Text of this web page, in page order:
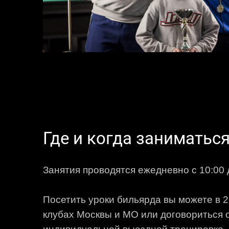
Занятия проводятся ежедневно с 10:00
Посетить уроки бильярда вы можете в
клубах Москвы и МО или договориться
Где и когда